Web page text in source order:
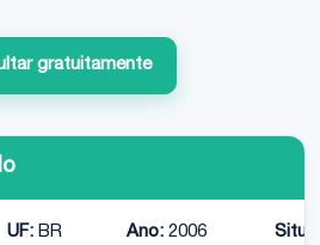
gratuitamente
UF: BR Ano: 2006